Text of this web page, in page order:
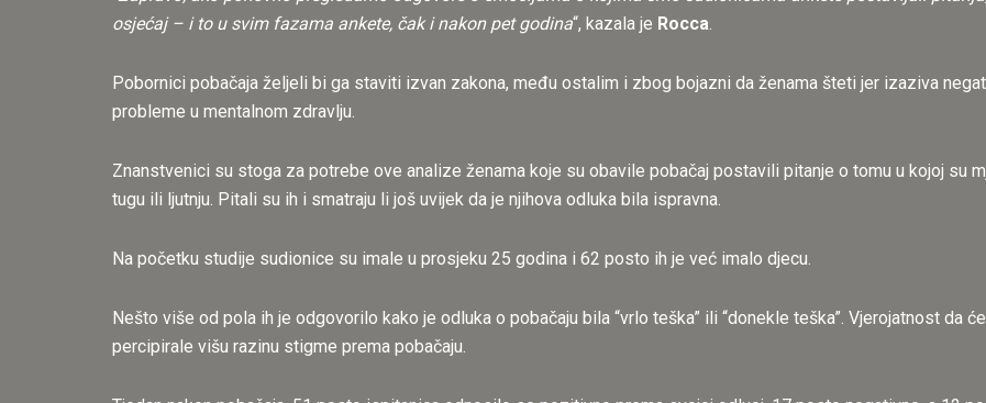
osjećaj – i to u svim fazama ankete, čak i nakon pet godina“, kazala je Rocca
Pobornici pobačaja željeli bi ga staviti izvan zakona, među ostalim i zbog bojazni da ženama šteti jer izaziva
probleme u mentalnom zdravlju.
Znanstvenici su stoga za potrebe ove analize ženama koje su obavile pobačaj postavili pitanje o tomu u kojoj su
tugu ili ljutnju. Pitali su ih i smatraju li još uvijek da je njihova odluka bila ispravna.
Na početku studije sudionice su imale u prosjeku 25 godina i 62 posto ih je već imalo djecu.
Nešto više od pola ih je odgovorilo kako je odluka o pobačaju bila “vrlo teška” ili “donekle teška”. Vjerojatnost da
percipirale višu razinu stigme prema pobačaju.